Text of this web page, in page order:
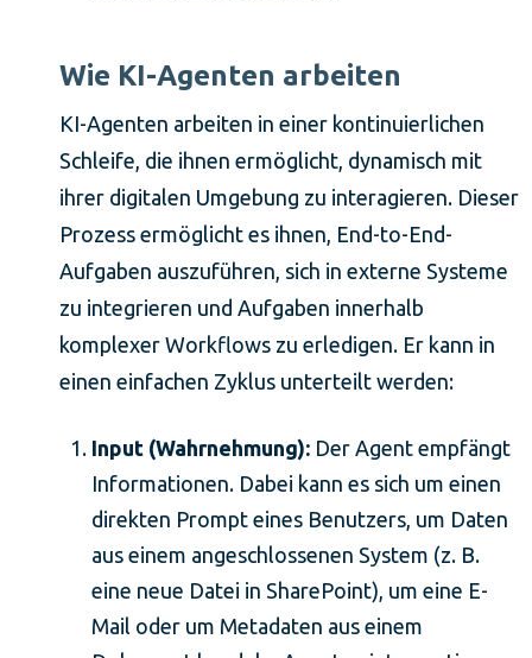
Wie KI-Agenten arbeiten
KI-Agenten arbeiten in einer kontinuierlichen
Schleife, die ihnen ermöglicht, dynamisch mit
ihrer digitalen Umgebung zu interagieren. Dieser
Prozess ermöglicht es ihnen, End-to-End-
Aufgaben auszuführen, sich in externe Systeme
zu integrieren und Aufgaben innerhalb
komplexer Workflows zu erledigen. Er kann in
einen einfachen Zyklus unterteilt werden:
Input (Wahrnehmung): Der Agent empfängt
Informationen. Dabei kann es sich um einen
direkten Prompt eines Benutzers, um Daten
aus einem angeschlossenen System (z. B.
eine neue Datei in SharePoint), um eine E-
Mail oder um Metadaten aus einem